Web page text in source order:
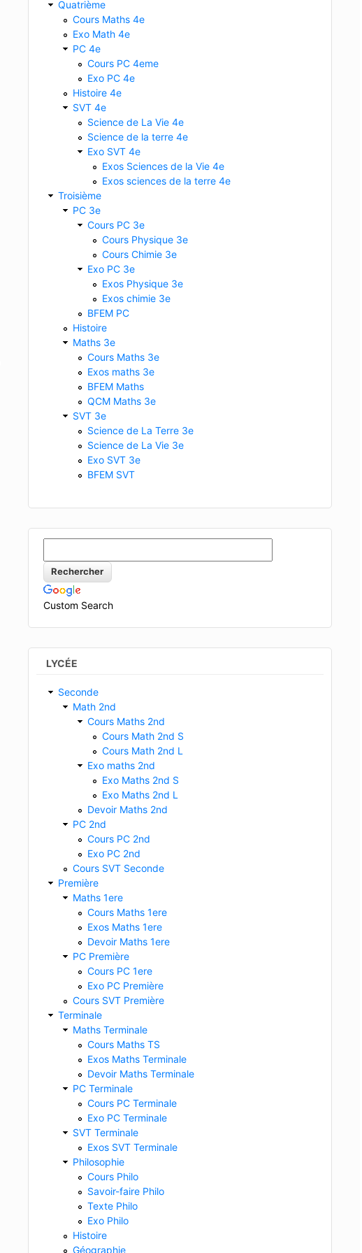
9.72Position (m)010Vitesseinstantanée(m/s)
Quatrième
Cours Maths 4e
Exo Math 4e
PC 4e
Cours PC 4eme
Exo PC 4e
Histoire 4e
SVT 4e
Science de La Vie 4e
Science de la terre 4e
Exo SVT 4e
Exos Sciences de la Vie 4e
Exos sciences de la terre 4e
Troisième
PC 3e
Cours PC 3e
Cours Physique 3e
Cours Chimie 3e
Exo PC 3e
Exos Physique 3e
Exos chimie 3e
BFEM PC
Histoire
Maths 3e
Cours Maths 3e
Exos maths 3e
BFEM Maths
QCM Maths 3e
SVT 3e
Science de La Terre 3e
Science de La Vie 3e
Exo SVT 3e
BFEM SVT
Custom Search
LYCÉE
Seconde
Math 2nd
Cours Maths 2nd
Cours Math 2nd S
Cours Math 2nd L
Exo maths 2nd
Exo Maths 2nd S
Exo Maths 2nd L
Devoir Maths 2nd
PC 2nd
Cours PC 2nd
Exo PC 2nd
Cours SVT Seconde
Première
Maths 1ere
Cours Maths 1ere
Exos Maths 1ere
Devoir Maths 1ere
PC Première
Cours PC 1ere
Exo PC Première
Cours SVT Première
Terminale
Maths Terminale
Cours Maths TS
Exos Maths Terminale
Devoir Maths Terminale
PC Terminale
Cours PC Terminale
Exo PC Terminale
SVT Terminale
Exos SVT Terminale
Philosophie
Cours Philo
Savoir-faire Philo
Texte Philo
Exo Philo
Histoire
Géographie